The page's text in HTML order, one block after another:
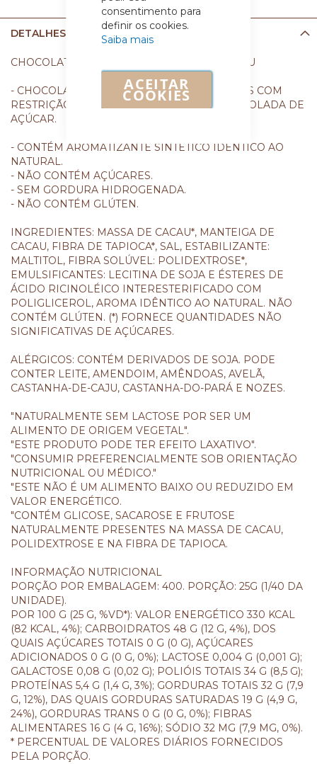
consentimento para
definir os cookies.
Saiba mais
ACEITAR
COOKIES
DETALHES
CHOCOLATE ZERO MEIO AMARGO 50% CACAU
- CHOCOLATE ZERO 50% CACAU, PARA DIETAS COM
RESTRIÇÃO DE LACTOSE E INGESTÃO CONTROLADA DE
AÇÚCAR.
- CONTÉM AROMATIZANTE SINTÉTICO IDÊNTICO AO
NATURAL.
- NÃO CONTÉM AÇÚCARES.
- SEM GORDURA HIDROGENADA.
- NÃO CONTÉM GLÚTEN.
INGREDIENTES: MASSA DE CACAU*, MANTEIGA DE
CACAU, FIBRA DE TAPIOCA*, SAL, ESTABILIZANTE:
MALTITOL, FIBRA SOLÚVEL: POLIDEXTROSE*,
EMULSIFICANTES: LECITINA DE SOJA E ÉSTERES DE
ÁCIDO RICINOLÉICO INTERESTERIFICADO COM
POLIGLICEROL, AROMA IDÊNTICO AO NATURAL. NÃO
CONTÉM GLÚTEN. (*) FORNECE QUANTIDADES NÃO
SIGNIFICATIVAS DE AÇÚCARES.
ALÉRGICOS: CONTÉM DERIVADOS DE SOJA. PODE
CONTER LEITE, AMENDOIM, AMÊNDOAS, AVELÃ,
CASTANHA-DE-CAJU, CASTANHA-DO-PARÁ E NOZES.
"NATURALMENTE SEM LACTOSE POR SER UM
ALIMENTO DE ORIGEM VEGETAL".
"ESTE PRODUTO PODE TER EFEITO LAXATIVO".
"CONSUMIR PREFERENCIALMENTE SOB ORIENTAÇÃO
NUTRICIONAL OU MÉDICO."
"ESTE NÃO É UM ALIMENTO BAIXO OU REDUZIDO EM
VALOR ENERGÉTICO.
"CONTÉM GLICOSE, SACAROSE E FRUTOSE
NATURALMENTE PRESENTES NA MASSA DE CACAU,
POLIDEXTROSE E NA FIBRA DE TAPIOCA.
INFORMAÇÃO NUTRICIONAL
PORÇÃO POR EMBALAGEM: 400. PORÇÃO: 25G (1/40 DA
UNIDADE).
POR 100 G (25 G, %VD*): VALOR ENERGÉTICO 330 KCAL
(82 KCAL, 4%); CARBOIDRATOS 48 G (12 G, 4%), DOS
QUAIS AÇÚCARES TOTAIS 0 G (0 G), AÇÚCARES
ADICIONADOS 0 G (0 G, 0%); LACTOSE 0,004 G (0,001 G);
GALACTOSE 0,08 G (0,02 G); POLIÓIS TOTAIS 34 G (8,5 G);
PROTEÍNAS 5,4 G (1,4 G, 3%); GORDURAS TOTAIS 32 G (7,9
G, 12%), DAS QUAIS GORDURAS SATURADAS 19 G (4,9 G,
24%), GORDURAS TRANS 0 G (0 G, 0%); FIBRAS
ALIMENTARES 16 G (4 G, 16%); SÓDIO 32 MG (7,9 MG, 0%).
* PERCENTUAL DE VALORES DIÁRIOS FORNECIDOS
PELA PORÇÃO.